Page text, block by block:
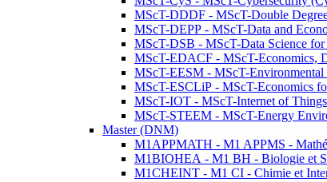
MScT-DDDF - MScT-Double
MScT-DEPP - MScT-Data and
MScT-DSB - MScT-Data Science for
MScT-EDACF - MScT-Economics,
MScT-EESM - MScT-Environmental
MScT-ESCLiP - MScT-Economics
MScT-IOT - MScT-Internet of
MScT-STEEM - MScT-Energy
Master (DNM)
M1APPMATH - M1 APPMS -
M1BIOHEA - M1 BH - Biologie et
M1CHEINT - M1 CI - Chimie et